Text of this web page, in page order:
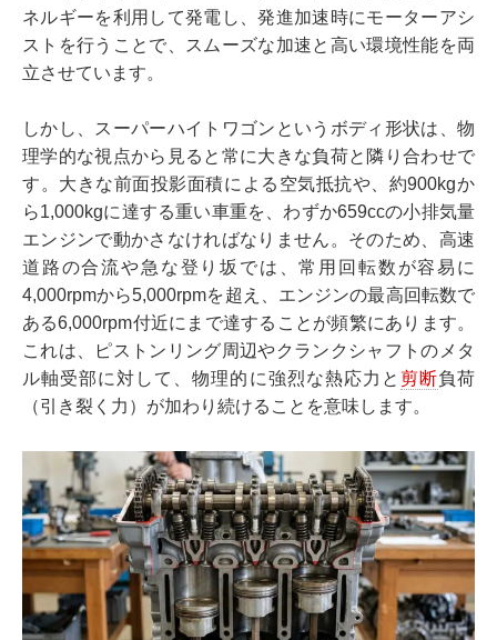
ネルギーを利用して発電し、発進加速時にモーターアシ
ストを行うことで、スムーズな加速と高い環境性能を両
立させています。
しかし、スーパーハイトワゴンというボディ形状は、物
理学的な視点から見ると常に大きな負荷と隣り合わせで
す。大きな前面投影面積による空気抵抗や、約900kgか
ら1,000kgに達する重い車重を、わずか659ccの小排気量
エンジンで動かさなければなりません。そのため、高速
道路の合流や急な登り坂では、常用回転数が容易に
4,000rpmから5,000rpmを超え、エンジンの最高回転数で
ある6,000rpm付近にまで達することが頻繁にあります。
これは、ピストンリング周辺やクランクシャフトのメタ
ル軸受部に対して、物理的に強烈な熱応力と 剪断負荷
（引き裂く力）が加わり続けることを意味します。